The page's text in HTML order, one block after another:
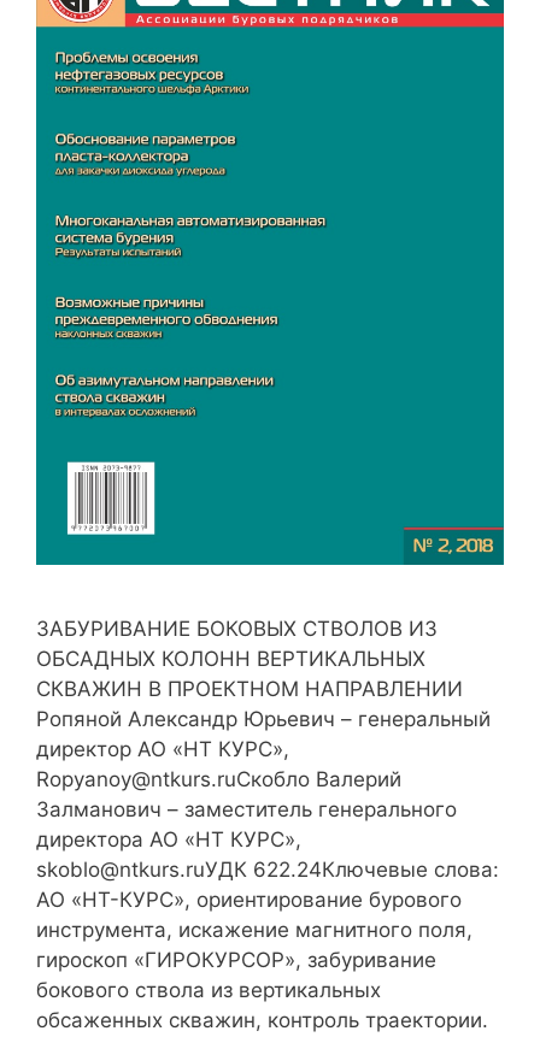
ЗАБУРИВАНИЕ БОКОВЫХ СТВОЛОВ ИЗ
ОБСАДНЫХ КОЛОНН ВЕРТИКАЛЬНЫХ
СКВАЖИН В ПРОЕКТНОМ НАПРАВЛЕНИИ
Ропяной Александр Юрьевич – генеральный
директор АО «НТ КУРС»,
Ropyanoy@ntkurs.ruСкобло Валерий
Залманович – заместитель генерального
директора АО «НТ КУРС»,
skoblo@ntkurs.ruУДК 622.24Ключевые слова:
АО «НТ-КУРС», ориентирование бурового
инструмента, искажение магнитного поля,
гироскоп «ГИРОКУРСОР», забуривание
бокового ствола из вертикальных
обсаженных скважин, контроль траектории.